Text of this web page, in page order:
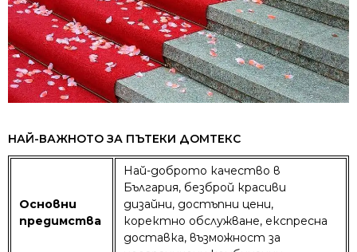
НАЙ-ВАЖНОТО ЗА ПЪТЕКИ ДОМТЕКС
Основни
предимства
Най-доброто качество в
България, безброй красиви
дизайни, достъпни цени,
коректно обслужване, експресна
доставка, възможност за